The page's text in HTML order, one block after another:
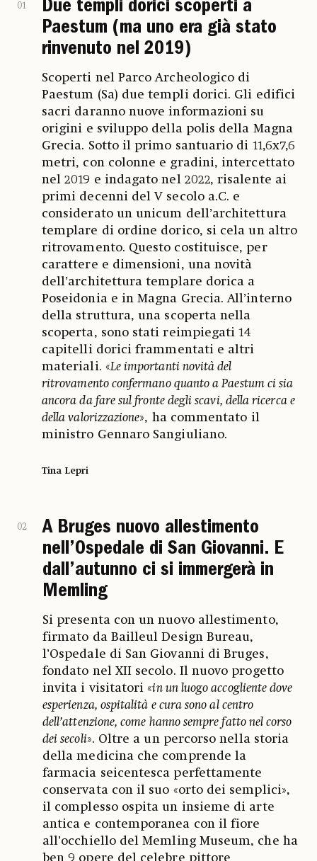
01
Due templi dorici scoperti a
Paestum (ma uno era già stato
rinvenuto nel 2019)
Scoperti nel Parco Archeologico di
Paestum (Sa) due templi dorici. Gli edifici
sacri daranno nuove informazioni su
origini e sviluppo della polis della Magna
Grecia. Sotto il primo santuario di 11,6x7,6
metri, con colonne e gradini, intercettato
nel 2019 e indagato nel 2022, risalente ai
primi decenni del V secolo a.C. e
considerato un unicum dell’architettura
templare di ordine dorico, si cela un altro
ritrovamento. Questo costituisce, per
carattere e dimensioni, una novità
dell’architettura templare dorica a
Poseidonia e in Magna Grecia. All’interno
della struttura, una scoperta nella
scoperta, sono stati reimpiegati 14
capitelli dorici frammentati e altri
materiali. «Le importanti novità del
ritrovamento confermano quanto a Paestum ci sia
ancora da fare sul fronte degli scavi, della ricerca e
della valorizzazione», ha commentato il
ministro Gennaro Sangiuliano.
Tina Lepri
02
A Bruges nuovo allestimento
nell’Ospedale di San Giovanni. E
dall’autunno ci si immergerà in
Memling
Si presenta con un nuovo allestimento,
firmato da Bailleul Design Bureau,
l’Ospedale di San Giovanni di Bruges,
fondato nel XII secolo. Il nuovo progetto
invita i visitatori «in un luogo accogliente dove
esperienza, ospitalità e cura sono al centro
dell’attenzione, come hanno sempre fatto nel corso
dei secoli». Oltre a un percorso nella storia
della medicina che comprende la
farmacia seicentesca perfettamente
conservata con il suo «orto dei semplici»,
il complesso ospita un insieme di arte
antica e contemporanea con il fiore
all’occhiello del Memling Museum, che ha
ben 9 opere del celebre pittore